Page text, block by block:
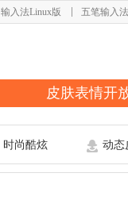
输入法Linux版 五笔输入法
皮肤表情开
时尚酷炫 动态